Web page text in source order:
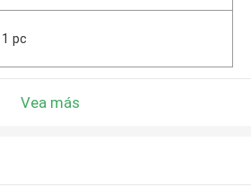
1 pc
Vea más